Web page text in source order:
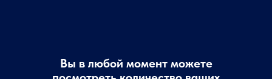
Вы в любой момент можете